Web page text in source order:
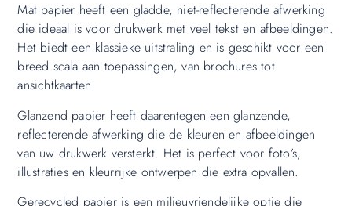
Mat papier heeft een gladde, niet-reflecterende afwerking
die ideaal is voor drukwerk met veel tekst en afbeeldingen.
Het biedt een klassieke uitstraling en is geschikt voor een
breed scala aan toepassingen, van brochures tot
ansichtkaarten.
Glanzend papier heeft daarentegen een glanzende,
reflecterende afwerking die de kleuren en afbeeldingen
van uw drukwerk versterkt. Het is perfect voor foto’s,
illustraties en kleurrijke ontwerpen die extra opvallen.
Gerecycled papier is een milieuvriendelijke optie die